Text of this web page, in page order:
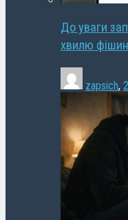
До уваги
хвилю
zapsich,